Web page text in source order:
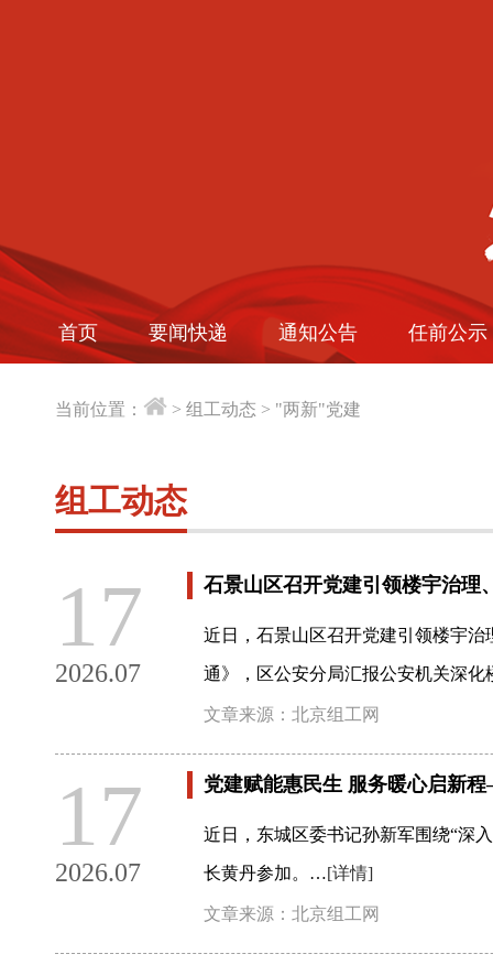
首页 要闻快递 通知公告 任前公示
当前位置： > 组工动态 > "两新"党建
组工动态
17
2026.07
石景山区召开党建引领楼宇治理
近日，石景山区召开党建引领楼宇
通》，区公安分局汇报公安机关深
文章来源：北京组工网
17
2026.07
党建赋能惠民生 服务暖心启新
近日，东城区委书记孙新军围绕“深
长黄丹参加。…[详情]
文章来源：北京组工网